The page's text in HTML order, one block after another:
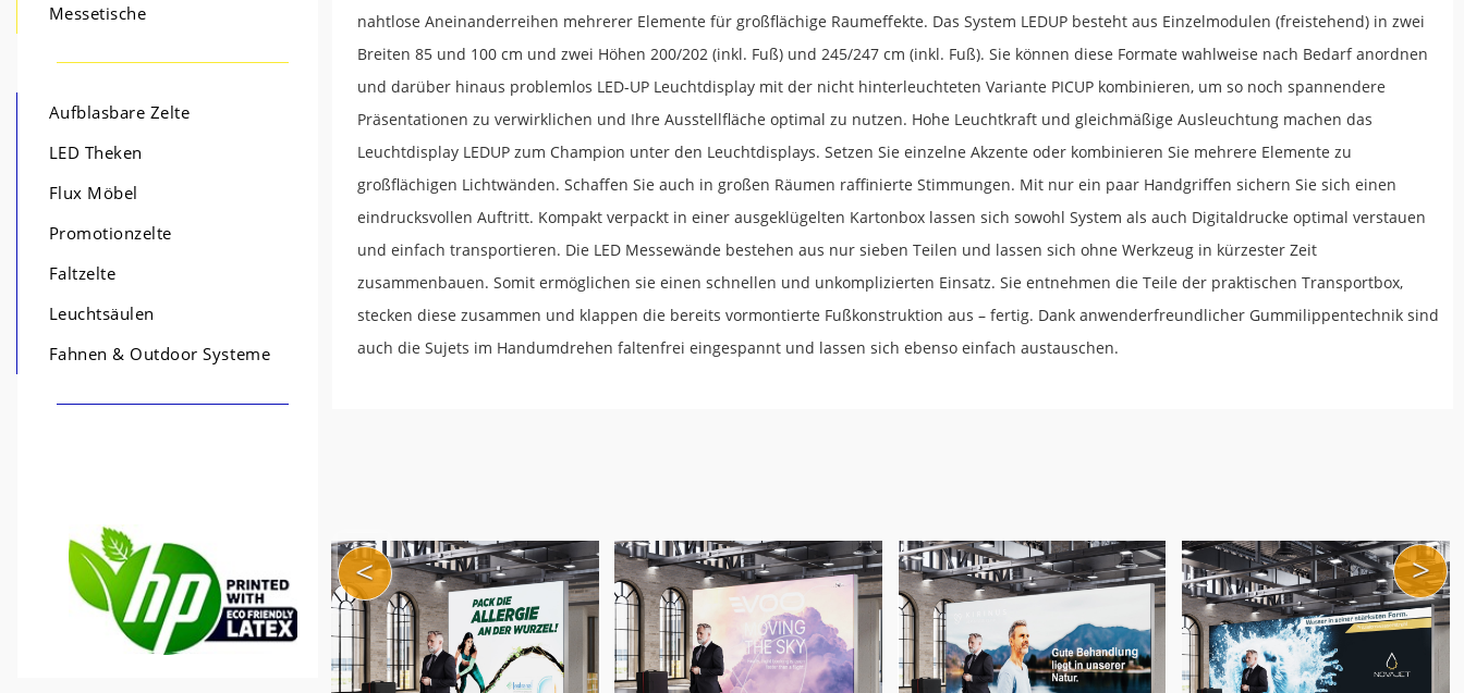
Messetische
Aufblasbare Zelte
LED Theken
Flux Möbel
Promotionzelte
Faltzelte
Leuchtsäulen
Fahnen & Outdoor Systeme
nahtlose Aneinanderreihen mehrerer Elemente für großflächige Raumeffekte. Das System LEDUP besteht aus Einzelmodulen (freistehend) in zwei
Breiten 85 und 100 cm und zwei Höhen 200/202 (inkl. Fuß) und 245/247 cm (inkl. Fuß). Sie können diese Formate wahlweise nach Bedarf anordnen
und darüber hinaus problemlos LED-UP Leuchtdisplay mit der nicht hinterleuchteten Variante PICUP kombinieren, um so noch spannendere
Präsentationen zu verwirklichen und Ihre Ausstellfläche optimal zu nutzen. Hohe Leuchtkraft und gleichmäßige Ausleuchtung machen das
Leuchtdisplay LEDUP zum Champion unter den Leuchtdisplays. Setzen Sie einzelne Akzente oder kombinieren Sie mehrere Elemente zu
großflächigen Lichtwänden. Schaffen Sie auch in großen Räumen raffinierte Stimmungen. Mit nur ein paar Handgriffen sichern Sie sich einen
eindrucksvollen Auftritt. Kompakt verpackt in einer ausgeklügelten Kartonbox lassen sich sowohl System als auch Digitaldrucke optimal verstauen
und einfach transportieren. Die LED Messewände bestehen aus nur sieben Teilen und lassen sich ohne Werkzeug in kürzester Zeit
zusammenbauen. Somit ermöglichen sie einen schnellen und unkomplizierten Einsatz. Sie entnehmen die Teile der praktischen Transportbox,
stecken diese zusammen und klappen die bereits vormontierte Fußkonstruktion aus – fertig. Dank anwenderfreundlicher Gummilippentechnik sind
auch die Sujets im Handumdrehen faltenfrei eingespannt und lassen sich ebenso einfach austauschen.
< >